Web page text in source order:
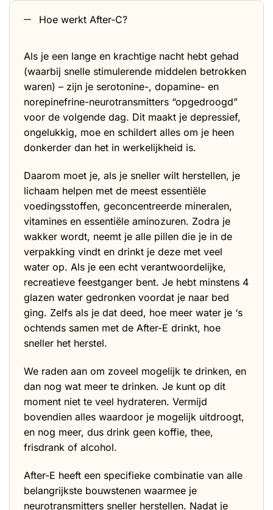
Hoe werkt After-C?
Als je een lange en krachtige nacht hebt gehad
(waarbij snelle stimulerende middelen betrokken
waren) – zijn je serotonine-, dopamine- en
norepinefrine-neurotransmitters “opgedroogd”
voor de volgende dag. Dit maakt je depressief,
ongelukkig, moe en schildert alles om je heen
donkerder dan het in werkelijkheid is.
Daarom moet je, als je sneller wilt herstellen, je
lichaam helpen met de meest essentiële
voedingsstoffen, geconcentreerde mineralen,
vitamines en essentiële aminozuren. Zodra je
wakker wordt, neemt je alle pillen die je in de
verpakking vindt en drinkt je deze met veel
water op. Als je een echt verantwoordelijke,
recreatieve feestganger bent. Je hebt minstens 4
glazen water gedronken voordat je naar bed
ging. Zelfs als je dat deed, hoe meer water je ‘s
ochtends samen met de After-E drinkt, hoe
sneller het herstel.
We raden aan om zoveel mogelijk te drinken, en
dan nog wat meer te drinken. Je kunt op dit
moment niet te veel hydrateren. Vermijd
bovendien alles waardoor je mogelijk uitdroogt,
en nog meer, dus drink geen koffie, thee,
frisdrank of alcohol.
After-E heeft een specifieke combinatie van alle
belangrijkste bouwstenen waarmee je
neurotransmitters sneller herstellen. Nadat je